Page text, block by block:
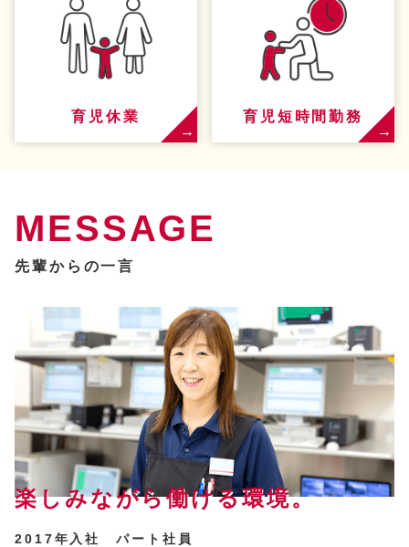
育児休業 育児短時間勤務
MESSAGE
先輩からの一言
楽しみながら働ける環境。
2017年入社 パート社員